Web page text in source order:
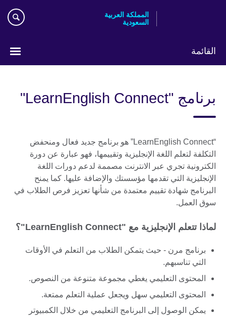
المملكة العربية
السعودية
القائمة
برنامج "LearnEnglish Connect"
“LearnEnglish Connect” هو برنامج جديد فعال ومنحفض
التكلفة لتعلم اللغة الإنجليزية وتقييمها، فهو عبارة عن دورة
الكترونية تجري عبر الانترنت مصممة لدعم دورات اللغة
الإنجليزية التي تقدمها مؤسستك والإضافة عليها. كما يمنح
البرنامج شهادة تقييم معتمدة من شأنها تعزيز فرص الطلاب في
سوق العمل.
لماذا تتعلم الإنجليزية مع "LearnEnglish Connect"؟
برنامج مرن - حيث يتمكن الطلاب من التعلم في الأوقات
التي تناسبهم.
المحتوى التعليمي يغطي مجموعة متنوعة من النصوص.
المحتوى التعليمي سهل ويجعل عملية التعلم ممتعة.
يمكن الوصول إلى البرنامج التعليمي من خلال الكمبيوتر